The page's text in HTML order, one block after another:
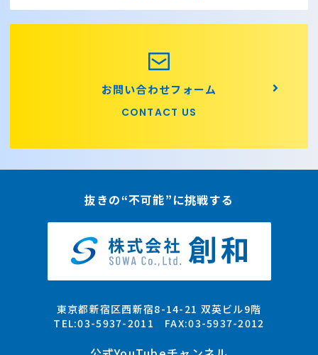
お問い合わせフォーム
CONTACT US
抜きの“不可能”に挑戦する
東京都新宿区西新宿8-14-21 双英ビル9階
TEL:03-5937-2011 FAX:03-5937-2012